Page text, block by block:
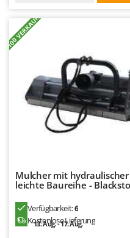
+100 VERKAUFT
Mulcher mit
leichte Baureihe -
Verfügbarkeit:6
Kostenlose Lieferung
13. Aug. - 17. Aug.